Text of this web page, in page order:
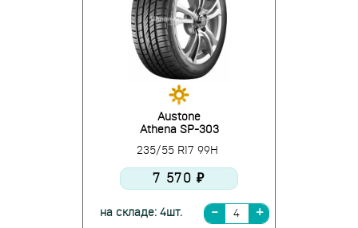
Austone
Athena SP-303
235/55 R17 99H
7 570 ₽
на складе: 4шт.